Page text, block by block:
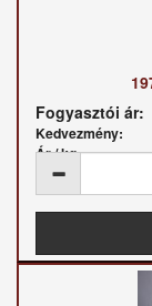
Fogyasztói ár:
Kedvezmény:
Ár / kg: